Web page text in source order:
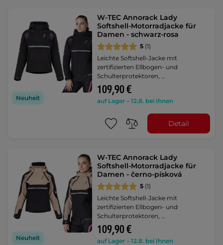
Neuheit
W-TEC Annorack Lady
Softshell-Motorradjacke für
Damen - schwarz-rosa
5 (1)
Leichte Softshell-Jacke mit
zertifizierten Ellbogen- und
Schulterprotektoren, …
109,90 €
auf Lager – 12.8. bei Ihnen
Detail
Neuheit
W-TEC Annorack Lady
Softshell-Motorradjacke für
Damen - černo-písková
5 (1)
Leichte Softshell-Jacke mit
zertifizierten Ellbogen- und
Schulterprotektoren, …
109,90 €
auf Lager – 12.8. bei Ihnen